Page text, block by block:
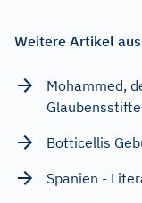
Weitere Artikel
Mohammed,
Botticellis
Spanien -